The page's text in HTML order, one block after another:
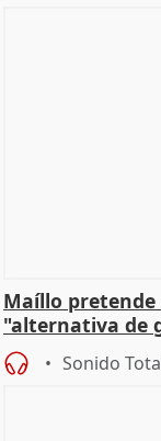
Maíllo
"alternativa de
oposición
Sonido